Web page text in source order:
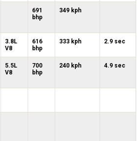
691
bhp
349 kph
3.8L
V8
616
bhp
333 kph 2.9 sec
5.5L
V8
700
bhp
240 kph 4.9 sec